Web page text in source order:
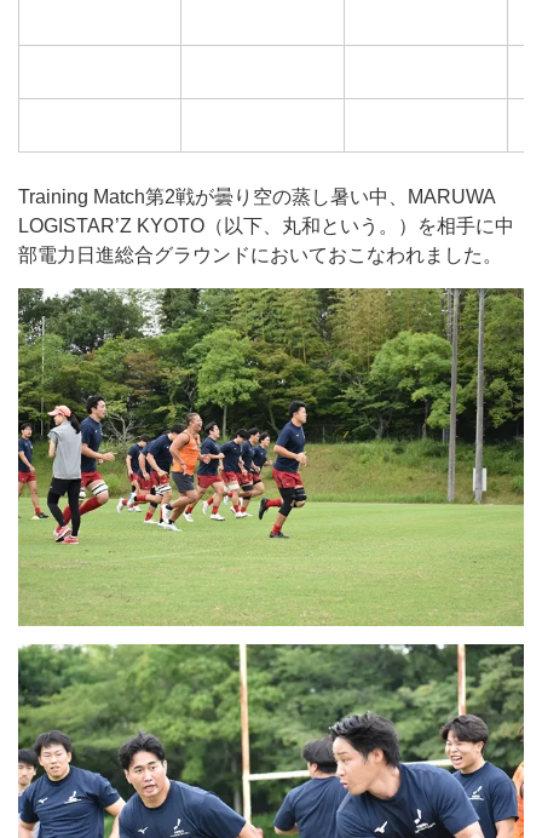
Training Match第2戦が曇り空の蒸し暑い中、MARUWA
LOGISTAR’Z KYOTO（以下、丸和という。）を相手に中
部電力日進総合グラウンドにおいておこなわれました。